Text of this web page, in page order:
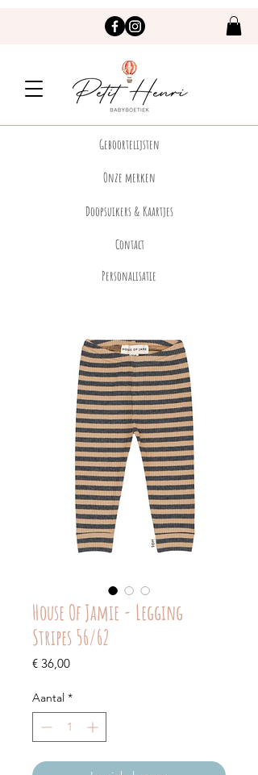
Geboortelijsten
Onze merken
Doopsuikers & Kaartjes
Contact
Personalisatie
House Of Jamie - Legging
Stripes 56/62
€ 36,00Prijs
Aantal *